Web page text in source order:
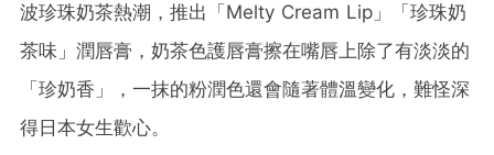
波珍珠奶茶熱潮，推出「Melty Cream Lip」「珍珠奶
茶味」潤唇膏，奶茶色護唇膏擦在嘴唇上除了有淡淡的
「珍奶香」，一抹的粉潤色還會隨著體溫變化，難怪深
得日本女生歡心。